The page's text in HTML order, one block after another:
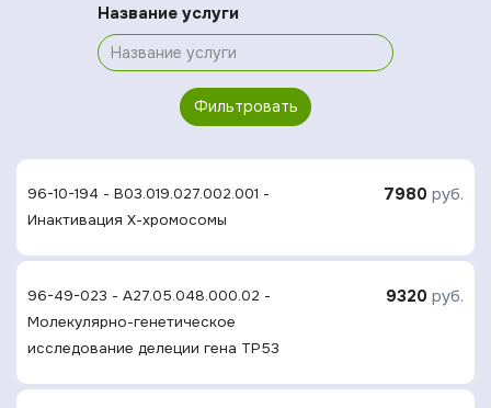
Название услуги
Фильтровать
96-10-194 - B03.019.027.002.001 -
Инактивация Х-хромосомы
7980 руб.
96-49-023 - A27.05.048.000.02 -
Молекулярно-генетическое
исследование делеции гена TP53
9320 руб.